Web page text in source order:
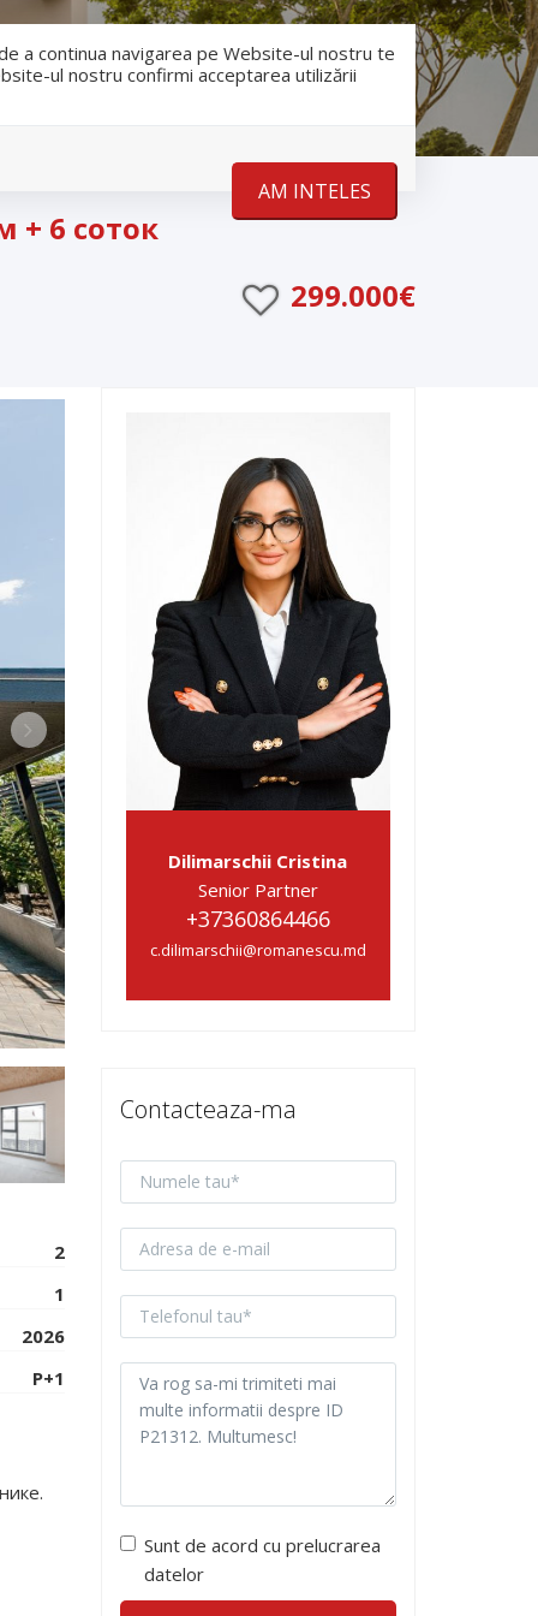
a continua navigarea pe Website-ul nostru te
ul nostru confirmi acceptarea utilizării
AM INTELES
RO RU
+37369883878
+ 6 соток
299.000€
2
1
2026
P+1
Dilimarschii Cristina
Senior Partner
+37360864466
c.dilimarschii@romanescu.md
Contacteaza-ma
Sunt de acord cu prelucrarea
datelor